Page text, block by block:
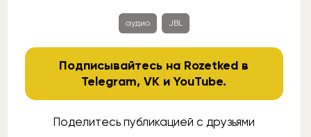
аудио JBL
Подписывайтесь на Rozetked в
Telegram,VK иYouTube.
Поделитесь публикацией с друзьями